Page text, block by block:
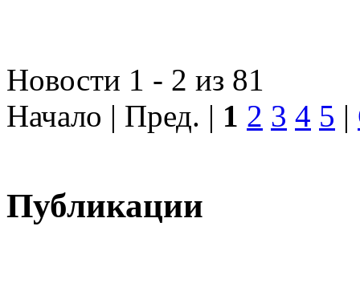
Новости 1 - 2 из 81
Начало | Пред. | 1 2 3 4 5 |
Публикации